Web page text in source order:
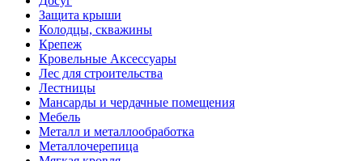
Защита крыши
Колодцы, скважины
Крепеж
Кровельные Аксессуары
Лес для строительства
Лестницы
Мансарды и чердачные помещения
Мебель
Металл и металлообработка
Металлочерепица